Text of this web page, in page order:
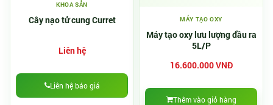
KHOA SẢN
Cây nạo tử cung Curret
Liên hệ
Liên hệ báo giá
MÁY TẠO OXY
Máy tạo oxy lưu lượng đầu ra
5L/P
16.600.000 VNĐ
Thêm vào giỏ hàng